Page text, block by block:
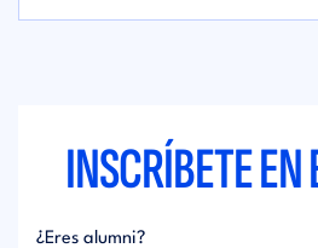
INSCRÍBETE EN
¿Eres alumni?